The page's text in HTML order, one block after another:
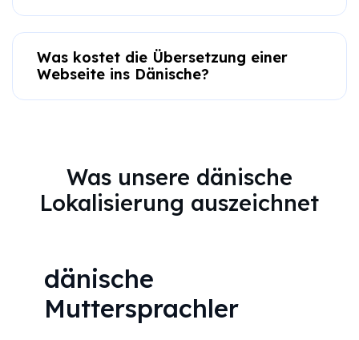
Was kostet die Übersetzung einer
Webseite ins Dänische?
Was unsere dänische
Lokalisierung auszeichnet
dänische
Muttersprachler